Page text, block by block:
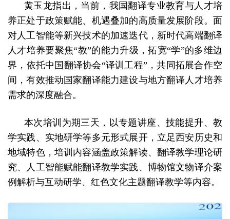
黄玉龙指出，当前，我国翻译专业教育与人才培
养正处于政策赋能、机遇叠加的高质量发展阶段。面
对人工智能等新兴技术的加速迭代，新时代高端翻译
人才培养要聚焦“教”的能力升级，拓宽“学”的多维边
界，依托中国翻译协会“译训工程”，共同拓展合作空
间，有效推动国家翻译能力建设与地方翻译人才培养
需求的深度融合。
本次培训为期三天，以专题讲座、技能提升、教
学实践、实地研学等多元形式展开，立足西安历史和
地域特色，培训内容涵盖政策解读、翻译教学理论研
究、人工智能赋能翻译教学实践、博物馆文物译介案
例解析与互动研学、红色文化主题翻译教学等内容。